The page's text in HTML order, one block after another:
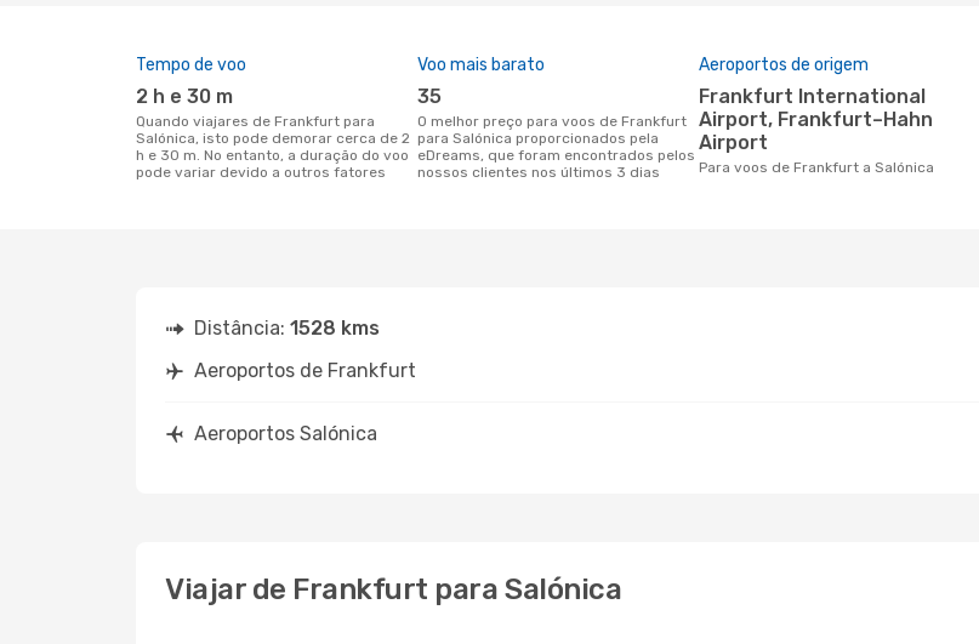
Tempo de voo
2 h e 30 m
Quando viajares de Frankfurt para
Salónica, isto pode demorar cerca de 2
h e 30 m. No entanto, a duração do voo
pode variar devido a outros fatores
Voo mais barato
35
O melhor preço para voos de Frankfurt
para Salónica proporcionados pela
eDreams, que foram encontrados pelos
nossos clientes nos últimos 3 dias
Aeroportos de origem
Frankfurt International
Airport, Frankfurt–Hahn
Airport
Para voos de Frankfurt a Salónica
Distância: 1528 kms
Aeroportos de Frankfurt
Aeroportos Salónica
Viajar de Frankfurt para Salónica